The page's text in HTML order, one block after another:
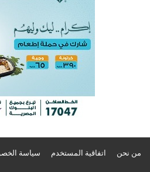
من نحن اتفاقية المستخدم سياسة